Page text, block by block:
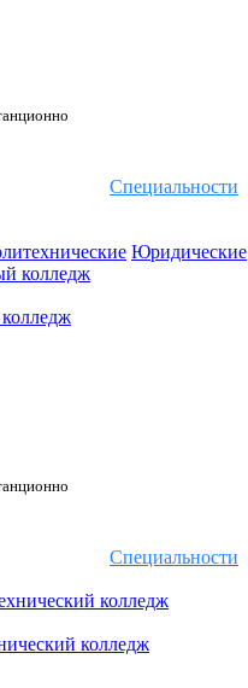
Специальности
Юридические
Специальности
колледж